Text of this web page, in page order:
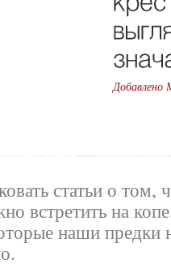
Добавлено
статьи о том,
встретить на
наши предки